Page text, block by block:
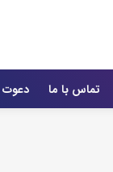
تماس با ما دعوت